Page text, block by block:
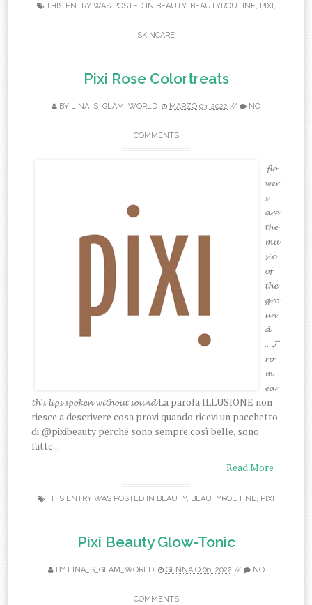
THIS ENTRY WAS POSTED IN BEAUTY, BEAUTYROUTINE, PIXI,
SKINCARE
Pixi Rose Colortreats
BY LINA_S_GLAM_WORLD MARZO 03, 2022 // NO
COMMENTS
𝓯𝓵𝓸
𝔀𝓮𝓻
𝓼
𝓪𝓻𝓮
𝓽𝓱𝓮
𝓶𝓾
𝓼𝓲𝓬
𝓸𝓯
𝓽𝓱𝓮
𝓰𝓻𝓸
𝓾𝓷
𝓭
... 𝓕
𝓻𝓸
𝓶
𝓮𝓪𝓻
𝓽𝓱'𝓼 𝓵𝓲𝓹𝓼 𝓼𝓹𝓸𝓴𝓮𝓷 𝔀𝓲𝓽𝓱𝓸𝓾𝓽 𝓼𝓸𝓾𝓷𝓭.La parola ILLUSIONE non
riesce a descrivere cosa provi quando ricevi un pacchetto
di @pixibeauty perché sono sempre così belle, sono
fatte...
Read More
THIS ENTRY WAS POSTED IN BEAUTY, BEAUTYROUTINE, PIXI
Pixi Beauty Glow-Tonic
BY LINA_S_GLAM_WORLD GENNAIO 06, 2022 // NO
COMMENTS